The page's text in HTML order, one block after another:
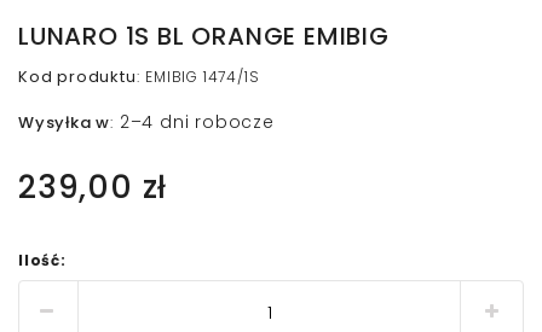
LUNARO 1S BL ORANGE EMIBIG
Kod produktu: EMIBIG 1474/1S
Wysyłka w: 2–4 dni robocze
239,00 zł
Ilość: